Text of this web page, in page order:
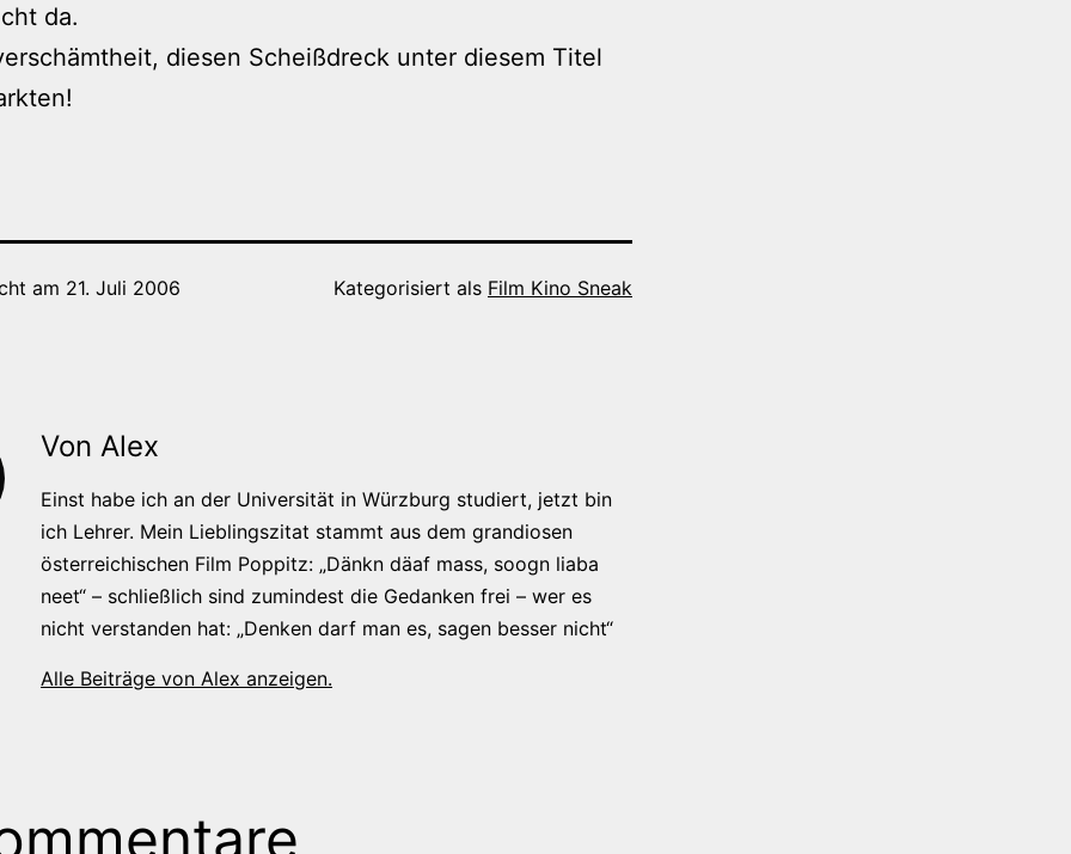
da.
diesen Scheißdreck unter diesem Titel
am 21. Juli 2006 Kategorisiert als Film Kino Sneak
Von Alex
Einst habe ich an der Universität in Würzburg studiert, jetzt bin
ich Lehrer. Mein Lieblingszitat stammt aus dem grandiosen
österreichischen Film Poppitz: „Dänkn däaf mass, soogn liaba
neet“ – schließlich sind zumindest die Gedanken frei – wer es
nicht verstanden hat: „Denken darf man es, sagen besser nicht“
Alle Beiträge von Alex anzeigen.